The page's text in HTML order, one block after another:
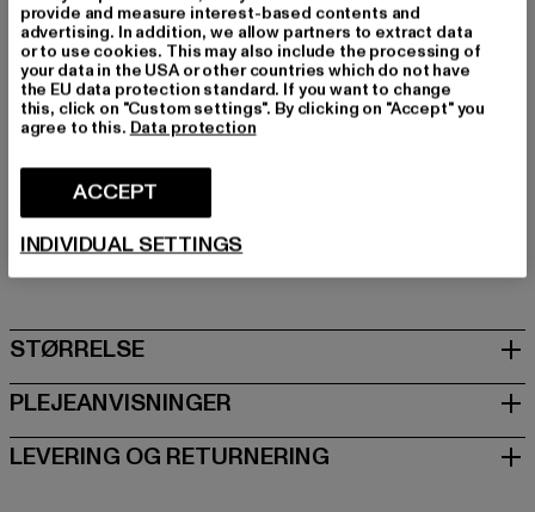
Mærke: DEF
Kategori: Tøj
Farve: rosa
Producentens farve: fairy tale/white
Materialesammensætning: 100% Polyester
Producent: TB International GmbH |
Dr.-Robert-Murjahn-Straße 7 | 64372 Ober-Ramstadt |
STØRRELSE
PLEJEANVISNINGER
LEVERING OG RETURNERING
provide and measure interest-based contents and
advertising. In addition, we allow partners to extract data
or to use cookies. This may also include the processing of
your data in the USA or other countries which do not have
the EU data protection standard. If you want to change
this, click on "Custom settings". By clicking on "Accept" you
agree to this. Data protection
ACCEPT
INDIVIDUAL SETTINGS